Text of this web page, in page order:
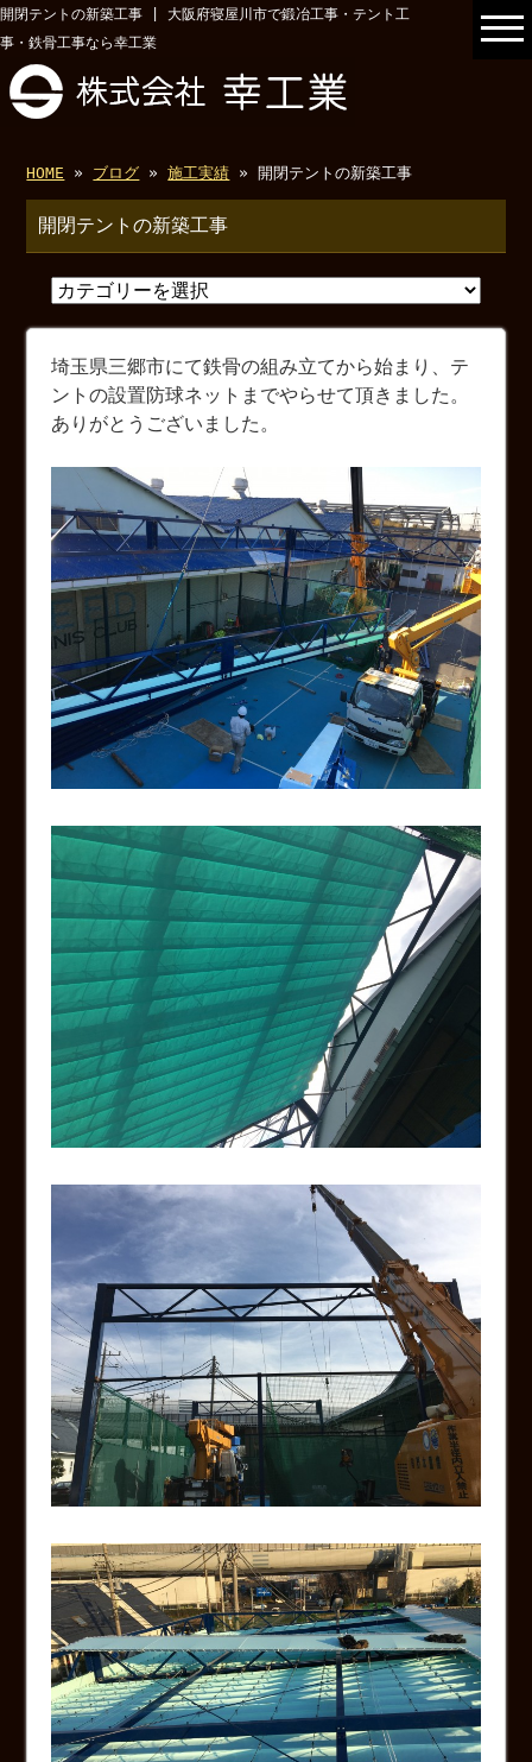
開閉テントの新築工事 | 大阪府寝屋川市で鍛冶工事・テント工
事・鉄骨工事なら幸工業
HOME » ブログ »施工実績 » 開閉テントの新築工事
開閉テントの新築工事
埼玉県三郷市にて鉄骨の組み立てから始まり、テ
ントの設置防球ネットまでやらせて頂きました。
ありがとうございました。